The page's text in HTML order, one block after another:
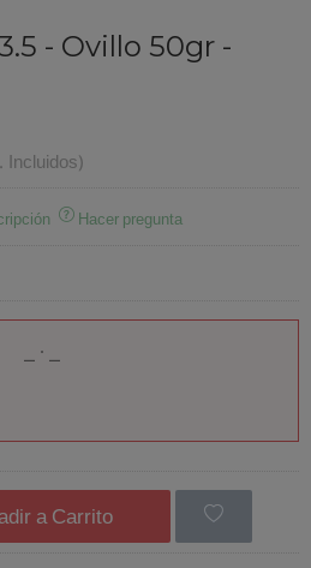
- Ovillo 50gr -
Incluidos)
Hacer pregunta
a Carrito